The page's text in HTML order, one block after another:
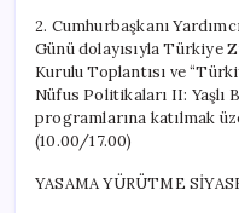
2. Cumhurbaşkanı
Günü dolayısıyla Türkiye
Kurulu Toplantısı ve
Nüfus Politikaları II: Yaşlı
programlarına katılmak
(10.00/17.00)
YASAMA YÜRÜTME